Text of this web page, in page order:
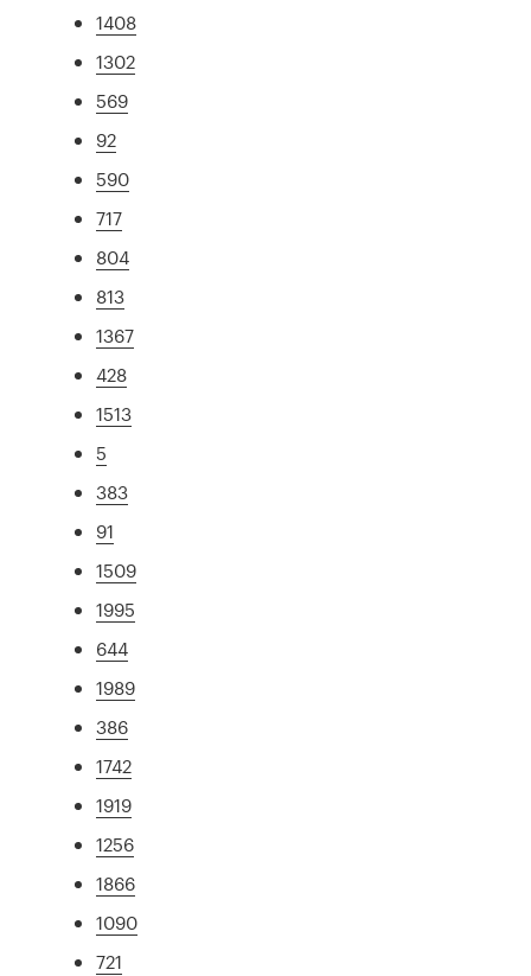
1408
1302
569
92
590
717
804
813
1367
428
1513
5
383
91
1509
1995
644
1989
386
1742
1919
1256
1866
1090
721